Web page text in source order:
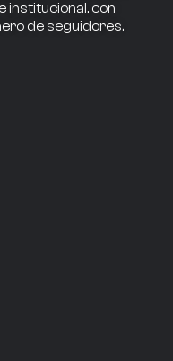
institucional, con
de seguidores.